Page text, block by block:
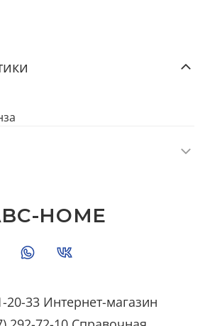
20-33 Интернет-магазин
HOME